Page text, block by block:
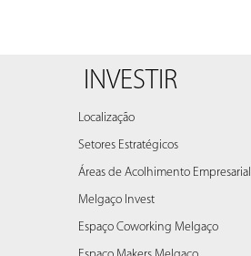
INVESTIR
Localização
Setores Estratégicos
Áreas de Acolhimento Empresarial
Melgaço Invest
Espaço Coworking Melgaço